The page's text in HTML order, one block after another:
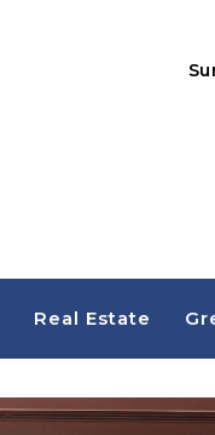
Real Estate